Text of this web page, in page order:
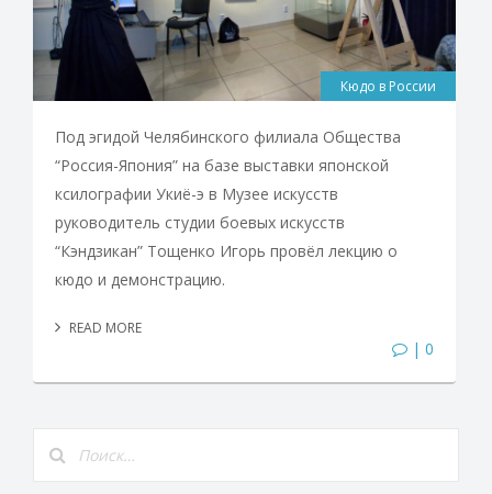
Кюдо в России
Под эгидой Челябинского филиала Общества
“Россия-Япония” на базе выставки японской
ксилографии Укиё-э в Музее искусств
руководитель студии боевых искусств
“Кэндзикан” Тощенко Игорь провёл лекцию о
кюдо и демонстрацию.
READ MORE
| 0